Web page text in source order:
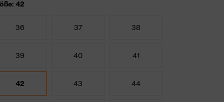
42
36 37 38
39 40 41
42 43 44